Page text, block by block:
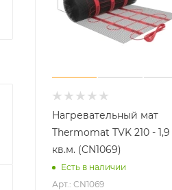
Нагревательный мат
Thermomat TVK 210 - 1,9
кв.м. (CN1069)
Есть в наличии
Арт.: CN1069